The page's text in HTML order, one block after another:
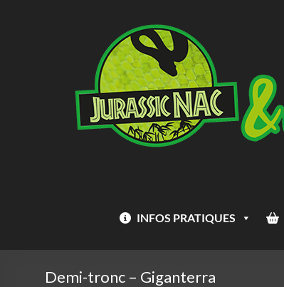
Jurassic
INFOS PRATIQUES
Demi-tronc – Giganterra